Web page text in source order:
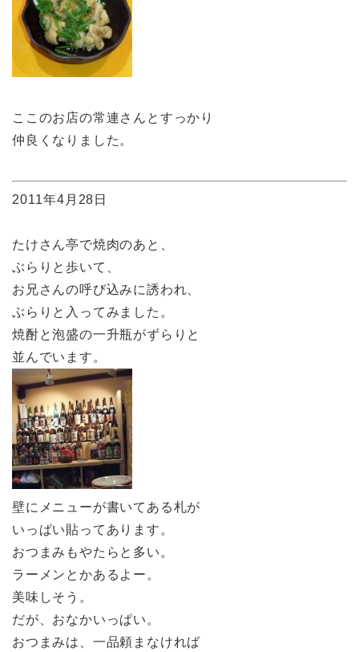
ここのお店の常連さんとすっかり
仲良くなりました。
2011年4月28日
たけさん亭で焼肉のあと、
ぶらりと歩いて、
お兄さんの呼び込みに誘われ、
ぶらりと入ってみました。
焼酎と泡盛の一升瓶がずらりと
並んでいます。
壁にメニューが書いてある札が
いっぱい貼ってあります。
おつまみもやたらと多い。
ラーメンとかあるよー。
美味しそう。
だが、おなかいっぱい。
おつまみは、一品頼まなければ